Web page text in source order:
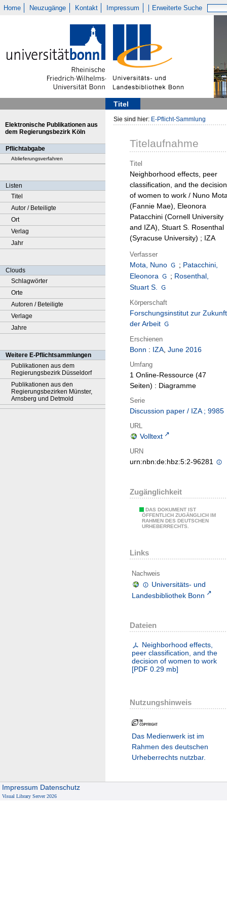
Home Neuzugänge Kontakt Impressum Erweiterte Suche
Titel
Elektronische Publikationen aus
dem Regierungsbezirk Köln
Pflichtabgabe
Ablieferungsverfahren
Listen
Titel
Autor / Beteiligte
Ort
Verlag
Jahr
Clouds
Schlagwörter
Orte
Autoren / Beteiligte
Verlage
Jahre
Weitere E-Pflichtsammlungen
Publikationen aus dem
Regierungsbezirk Düsseldorf
Publikationen aus den
Regierungsbezirken Münster,
Arnsberg und Detmold
Sie sind hier: E-Pflicht-Sammlung
Titelaufnahme
Titel
Neighborhood effects, peer
classification, and the decision
of women to work / Nuno
(Fannie Mae), Eleonora
Patacchini (Cornell University
and IZA), Stuart S. Rosenthal
(Syracuse University) ; IZA
Verfasser
Mota, Nuno ; Patacchini,
Eleonora
; Rosenthal,
Stuart S.
Körperschaft
Forschungsinstitut zur Zukunft
der Arbeit
Erschienen
Bonn : IZA, June 2016
Umfang
1 Online-Ressource (47
Seiten) : Diagramme
Serie
Discussion paper / IZA ; 9985
URL
Volltext
URN
urn:nbn:de:hbz:5:2-96281
Zugänglichkeit
DAS DOKUMENT IST
ÖFFENTLICH ZUGÄNGLICH IM
RAHMEN DES DEUTSCHEN
URHEBERRECHTS.
Links
Nachweis
Universitäts- und
Landesbibliothek Bonn
Dateien
Neighborhood effects,
peer classification, and the
decision of women to work
[PDF 0.29 mb]
Nutzungshinweis
Das Medienwerk ist im
Rahmen des deutschen
Urheberrechts nutzbar.
Impressum Datenschutz
Visual Library Server 2026